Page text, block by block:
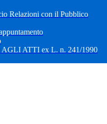
Relazioni con il Pubblico
AGLI ATTI ex L. n. 241/1990